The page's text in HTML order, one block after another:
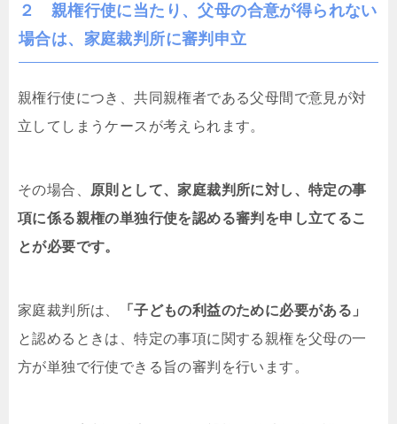
２ 親権行使に当たり、父母の合意が得られない
場合は、家庭裁判所に審判申立
親権行使につき、共同親権者である父母間で意見が対
立してしまうケースが考えられます。
その場合、
原則として、家庭裁判所に対し、特定の事
項に係る親権の単独行使を認める審判を申し立てるこ
とが必要です。
家庭裁判所は、
「子どもの利益のために必要がある」
と認めるときは、特定の事項に関する親権を父母の一
方が単独で行使できる旨の審判を行います。